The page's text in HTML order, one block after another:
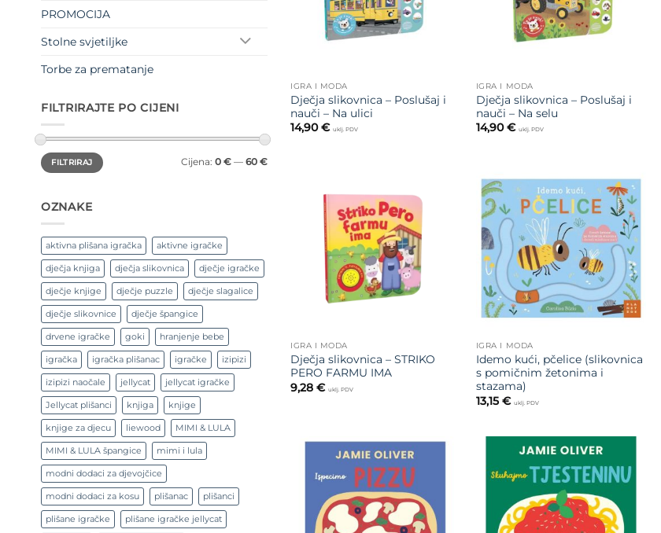
PROMOCIJA
Stolne svjetiljke
Torbe za prematanje
FILTRIRAJTE PO CIJENI
Min
cijena
Maks
cijenaFILTRIRAJ Cijena: 0 €— 60 €
OZNAKE
aktivna plišana igračka aktivne igračke
dječja knjiga dječja slikovnica dječje igračke
dječje knjige dječje puzzle dječje slagalice
dječje slikovnice dječje špangice
drvene igračke goki hranjenje bebe
igračka igračka plišanac igračke izipizi
izipizi naočale jellycat jellycat igračke
Jellycat plišanci knjiga knjige
knjige za djecu liewood MIMI & LULA
MIMI & LULA špangice mimi i lula
modni dodaci za djevojčice
modni dodaci za kosu plišanac plišanci
plišane igračke plišane igračke jellycat
IGRA I MODA
Dječja slikovnica – Poslušaj i
nauči – Na ulici
14,90€ uklj. PDV
IGRA I MODA
Dječja slikovnica – Poslušaj i
nauči – Na selu
14,90€ uklj. PDV
Dodajte
IGRA I MODA
Dječja slikovnica – STRIKO
PERO FARMU IMA
9,28€ uklj. PDV
Dodajte
na listu
želja
IGRA I MODA
Idemo kući, pčelice (slikovnica
s pomičnim žetonima i
stazama)
13,15 € uklj. PDV
Dodajte
želja
Dodajte
želja